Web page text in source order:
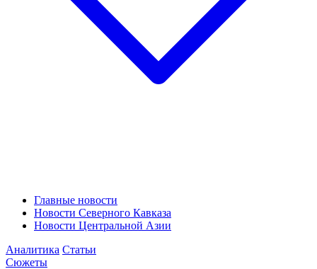
Главные новости
Новости Северного Кавказа
Новости Центральной Азии
Аналитика Статьи
Сюжеты